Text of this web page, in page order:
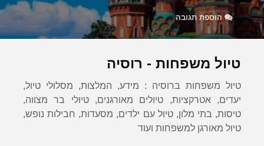
הוספת תגובה
טיול משפחות - רוסיה
טיול משפחות ברוסיה : מידע, המלצות, מסלולי טיול,
יעדים, אטרקציות, טיולים מאורגנים, טיולי בר מצווה,
טיסות, בתי מלון, טיול עם ילדים, מסעדות, חבילות נופש,
טיול מאורגן למשפחות ועוד